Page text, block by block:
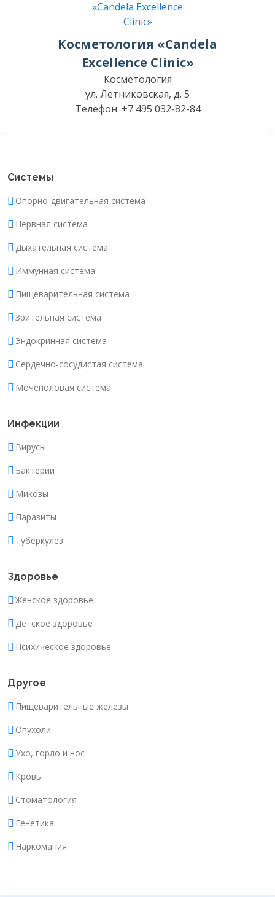
Косметология «Candela
Excellence Clinic»
Косметология
ул. Летниковская, д. 5
Телефон: +7 495 032-82-84
Системы
Опорно-двигательная система
Нервная система
Дыхательная система
Иммунная система
Пищеварительная система
Зрительная система
Эндокринная система
Сердечно-сосудистая система
Мочеполовая система
Инфекции
Вирусы
Бактерии
Микозы
Паразиты
Туберкулез
Здоровье
Женское здоровье
Детское здоровье
Психическое здоровье
Другое
Пищеварительные железы
Опухоли
Ухо, горло и нос
Кровь
Стоматология
Генетика
Наркомания